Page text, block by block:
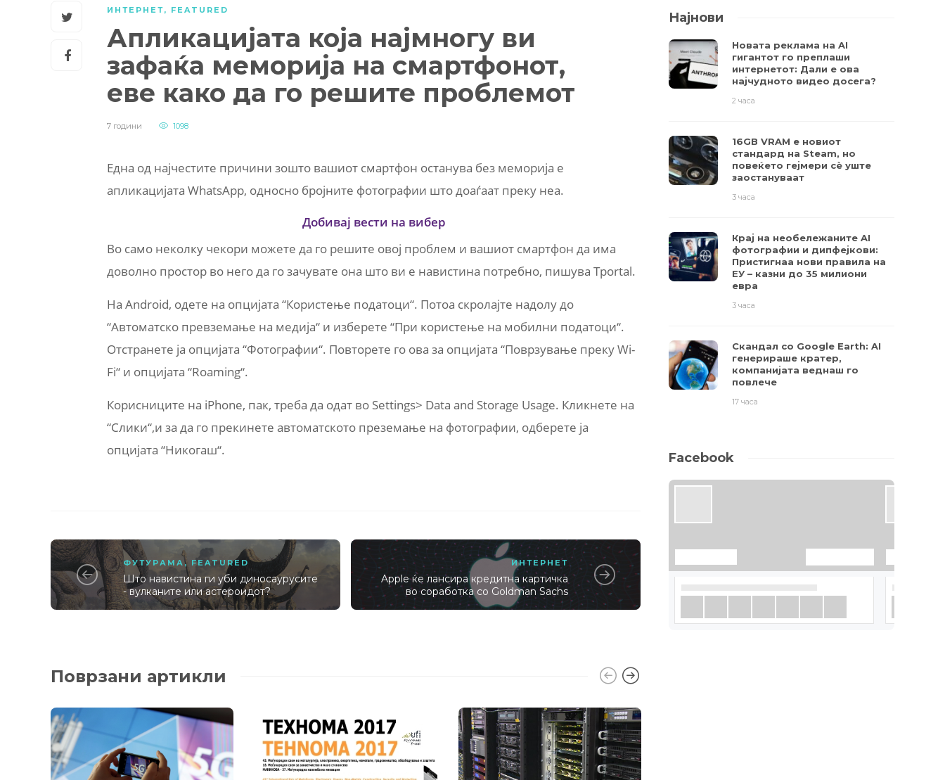
ИНТЕРНЕТ, FEATURED
Апликацијата која најмногу ви
зафаќа меморија на смартфонот,
еве како да го решите проблемот
7 години 1098
Една од најчестите причини зошто вашиот смартфон останува без меморија е
апликацијата WhatsApp, односно бројните фотографии што доаѓаат преку неа.
Добивај вести на вибер
Во само неколку чекори можете да го решите овој проблем и вашиот смартфон да има
доволно простор во него да го зачувате она што ви е навистина потребно, пишува Tportal.
На Android, одете на опцијата “Користење податоци“. Потоа скролајте надолу до
“Автоматско превземање на медија“ и изберете “При користење на мобилни податоци“.
Отстранете ја опцијата “Фотографии“. Повторете го ова за опцијата “Поврзување преку Wi-
Fi“ и опцијата “Roaming“.
Корисниците на iPhone, пак, треба да одат во Settings> Data and Storage Usage. Кликнете на
“Слики“,и за да го прекинете автоматското преземање на фотографии, одберете ја
опцијата “Никогаш“.
ФУТУРАМА, FEATURED
Што навистина ги уби диносаурусите
- вулканите или астероидот?
ИНТЕРНЕТ
Apple ќе лансира кредитна картичка
во соработка со Goldman Sachs
Поврзани артикли
Најнови
Новата реклама на AI
гигантот го преплаши
интернетот: Дали е ова
најчудното видео досега?
2 часа
16GB VRAM е новиот
стандард на Steam, но
повеќето гејмери ​​сè уште
заостануваат
3 часа
Крај на необележаните AI
фотографии и дипфејкови:
Пристигнаа нови правила на
ЕУ – казни до 35 милиони
евра
3 часа
Скандал со Google Earth: AI
генерираше кратер,
компанијата веднаш го
повлече
17 часа
Facebook